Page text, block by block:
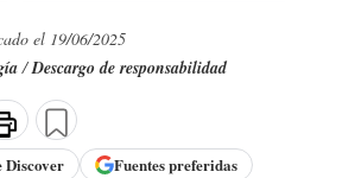
el 19/06/2025
/Descargo de responsabilidad
Discover Fuentes preferidas